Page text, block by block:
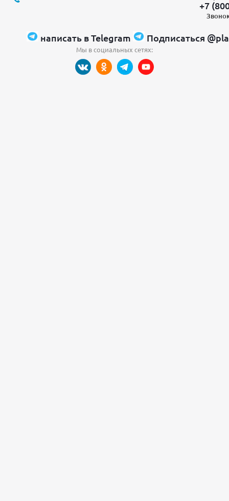
+7
написать в Telegram Подписаться
Мы в социальных сетях: